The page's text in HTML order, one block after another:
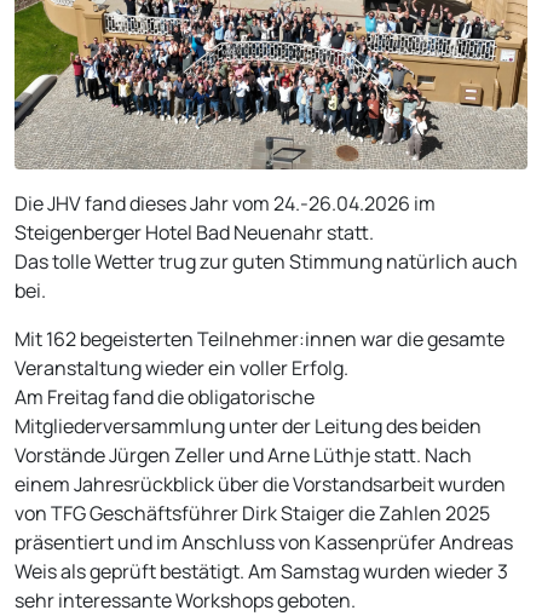
Die JHV fand dieses Jahr vom 24.-26.04.2026 im
Steigenberger Hotel Bad Neuenahr statt.
Das tolle Wetter trug zur guten Stimmung natürlich auch
bei.
Mit 162 begeisterten Teilnehmer:innen war die gesamte
Veranstaltung wieder ein voller Erfolg.
Am Freitag fand die obligatorische
Mitgliederversammlung unter der Leitung des beiden
Vorstände Jürgen Zeller und Arne Lüthje statt. Nach
einem Jahresrückblick über die Vorstandsarbeit wurden
von TFG Geschäftsführer Dirk Staiger die Zahlen 2025
präsentiert und im Anschluss von Kassenprüfer Andreas
Weis als geprüft bestätigt. Am Samstag wurden wieder 3
sehr interessante Workshops geboten.